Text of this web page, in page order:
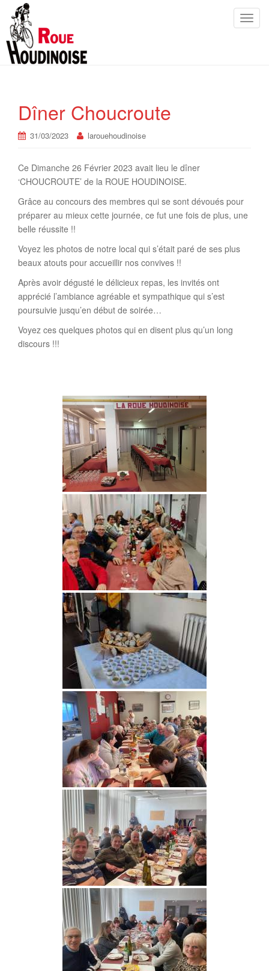
Dîner Choucroute
31/03/2023 larouehoudinoise
Ce Dimanche 26 Février 2023 avait lieu le dîner
‘CHOUCROUTE’ de la ROUE HOUDINOISE.
Grâce au concours des membres qui se sont dévoués pour
préparer au mieux cette journée, ce fut une fois de plus, une
belle réussite !!
Voyez les photos de notre local qui s’était paré de ses plus
beaux atouts pour accueillir nos convives !!
Après avoir dégusté le délicieux repas, les invités ont
apprécié l’ambiance agréable et sympathique qui s’est
poursuivie jusqu’en début de soirée…
Voyez ces quelques photos qui en disent plus qu’un long
discours !!!